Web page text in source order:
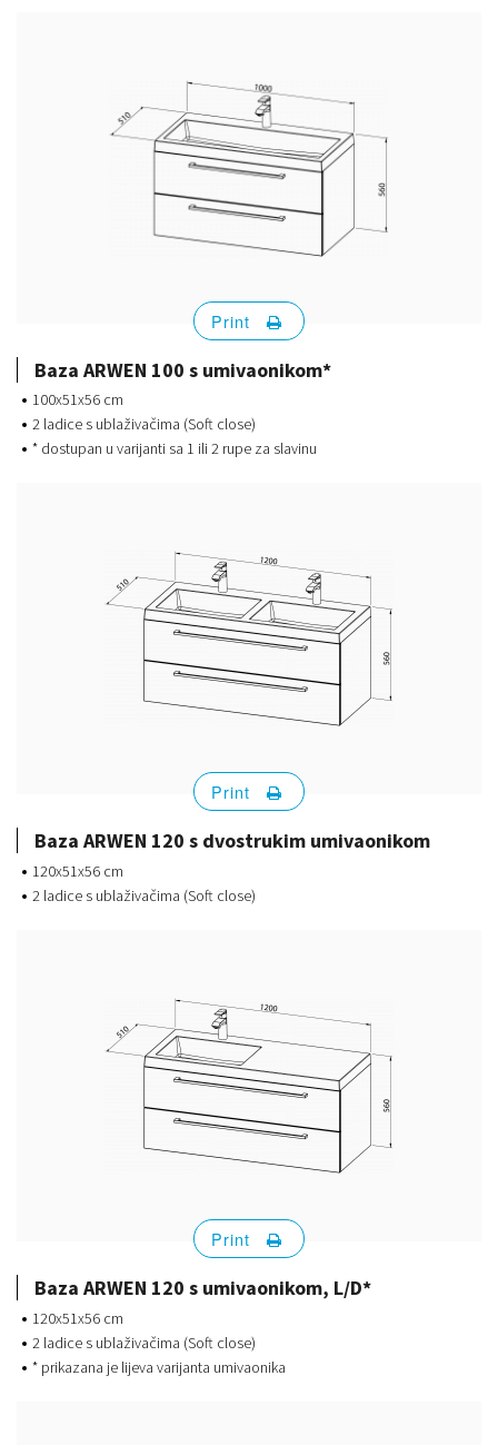
Baza ARWEN 100 s umivaonikom*
100x51x56 cm
2 ladice s ublaživačima (Soft close)
* dostupan u varijanti sa 1 ili 2 rupe za slavinu
Print
Baza ARWEN 120 s dvostrukim umivaonikom
120x51x56 cm
2 ladice s ublaživačima (Soft close)
Print
Baza ARWEN 120 s umivaonikom, L/D*
120x51x56 cm
2 ladice s ublaživačima (Soft close)
* prikazana je lijeva varijanta umivaonika
Print